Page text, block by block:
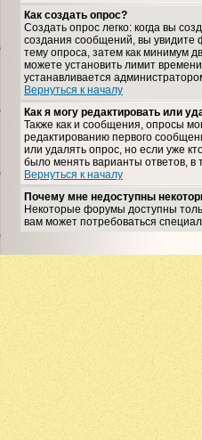
Как создать опрос?
Создать опрос легко: когда вы
создания сообщений, вы увидите
тему опроса, затем как минимум
можете установить лимит
устанавливается
Вернуться к началу
Как я могу редактировать или
Также как и сообщения, опросы
редактированию первого
или удалять опрос, но если уже
было менять варианты ответов, в
Вернуться к началу
Почему мне недоступны
Некоторые форумы доступны
вам может потребоваться